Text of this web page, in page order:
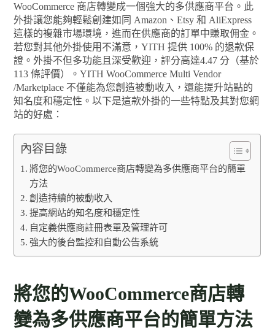
WooCommerce 商店轉變成一個強大的多供應商平台。此
外掛讓您能夠輕鬆創建如同 Amazon、Etsy 和 AliExpress
這樣的複雜市場環境，進而在供應商的訂單中賺取佣金。
若您對其他外掛使用不滿意，YITH 提供 100% 的退款保
證。外掛不但多功能且深受歡迎，評分高達4.47 分（基於
113 條評價）。YITH WooCommerce Multi Vendor
/Marketplace 不僅能為您創造被動收入，還能提升站點的
知名度和穩定性。以下是這款外掛的一些特點及其對您網
站的好處：
內容目錄
將您的WooCommerce商店轉變為多供應商平台的簡單
方法
創造持續的被動收入
提高網站的知名度和穩定性
自定義供應商註冊表單及管理許可
強大的後台監控和自動公告系統
將您的WooCommerce商店轉
變為多供應商平台的簡單方法